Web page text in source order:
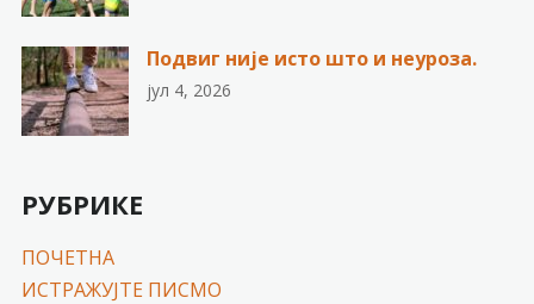
Подвиг није исто што и неуроза.
јул 4, 2026
РУБРИКЕ
ПОЧЕТНА
ИСТРАЖУЈТЕ ПИСМО